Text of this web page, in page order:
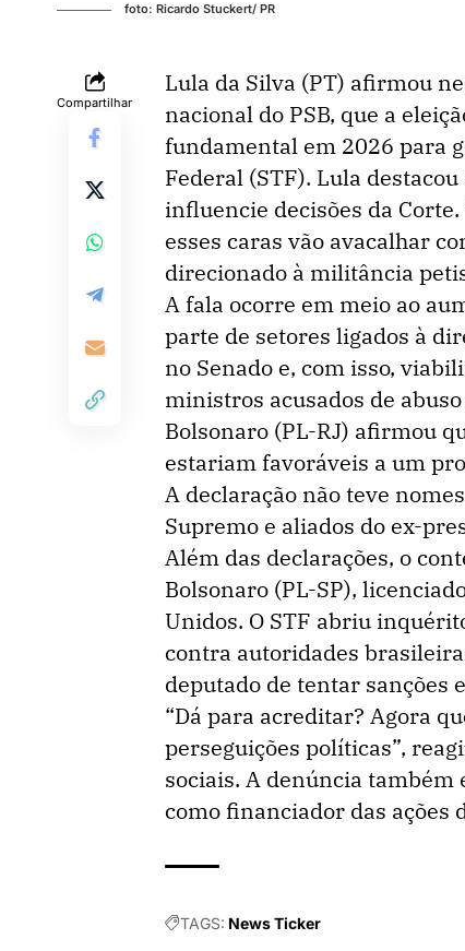
foto: Ricardo Stuckert/ PR
Compartilhar
Lula da Silva (PT) afirmou
nacional do PSB, que a
fundamental em 2026 para
Federal (STF). Lula
influencie decisões da
esses caras vão avacalhar
direcionado à militância
A fala ocorre em meio ao
parte de setores ligados à
no Senado e, com isso,
ministros acusados de
Bolsonaro (PL-RJ) afirmou
estariam favoráveis a um
A declaração não teve
Supremo e aliados do ex-
Além das declarações, o
Bolsonaro (PL-SP),
Unidos. O STF abriu
contra autoridades
deputado de tentar sanções
“Dá para acreditar? Agora
perseguições políticas”,
sociais. A denúncia
como financiador das ações
TAGS: News Ticker